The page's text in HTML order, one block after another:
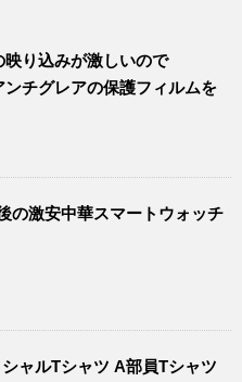
り込みが激しいので
チグレアの保護フィルムを
の激安中華スマートウォッチ
ャルTシャツ A部員Tシャツ